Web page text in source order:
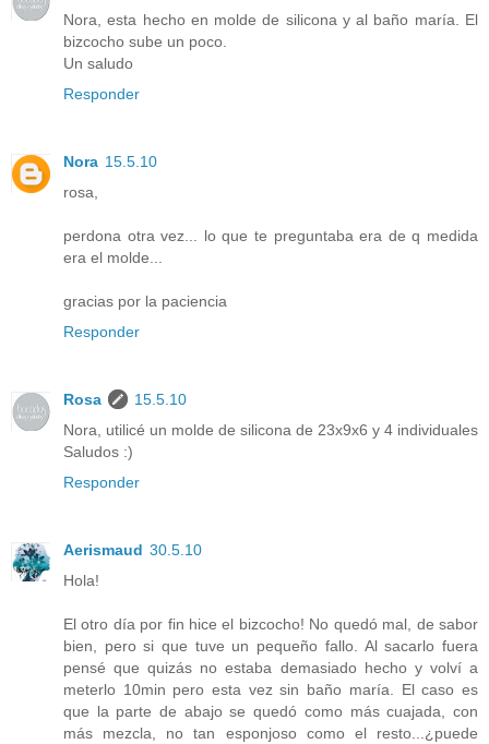
Nora, esta hecho en molde de silicona y al baño maría. El
bizcocho sube un poco.
Un saludo
Responder
Nora 15.5.10
rosa,
perdona otra vez... lo que te preguntaba era de q medida
era el molde...
gracias por la paciencia
Responder
Rosa
15.5.10
Nora, utilicé un molde de silicona de 23x9x6 y 4 individuales
Saludos :)
Responder
Aerismaud 30.5.10
Hola!
El otro día por fin hice el bizcocho! No quedó mal, de sabor
bien, pero si que tuve un pequeño fallo. Al sacarlo fuera
pensé que quizás no estaba demasiado hecho y volví a
meterlo 10min pero esta vez sin baño maría. El caso es
que la parte de abajo se quedó como más cuajada, con
más mezcla, no tan esponjoso como el resto...¿puede